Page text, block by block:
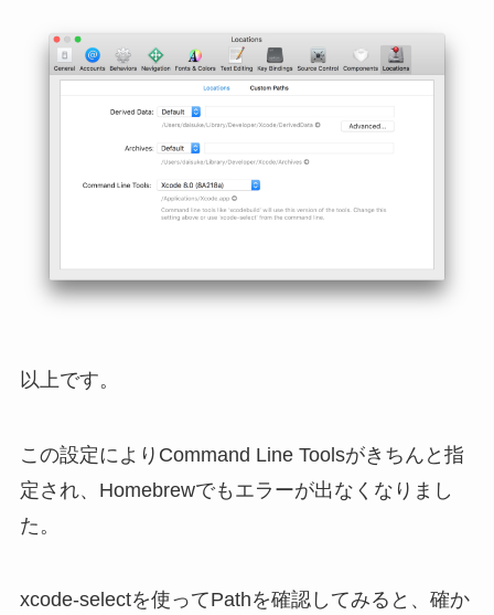
以上です。
この設定によりCommand Line Toolsがきちんと指
定され、Homebrewでもエラーが出なくなりまし
た。
xcode-selectを使ってPathを確認してみると、確か